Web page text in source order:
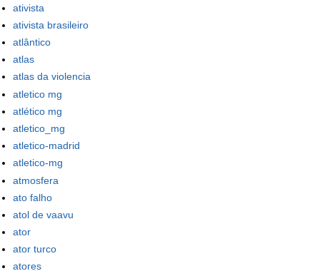
ativista
ativista brasileiro
atlântico
atlas
atlas da violencia
atletico mg
atlético mg
atletico_mg
atletico-madrid
atletico-mg
atmosfera
ato falho
atol de vaavu
ator
ator turco
atores